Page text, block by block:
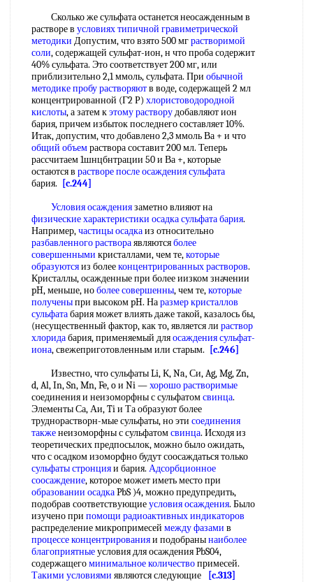
Сколько же сульфата останется неосажденным в
растворе в условиях типичной гравиметрической
методики Допустим, что взято 500 мграстворимой
соли, содержащей сульфат-ион, н что проба содержит
40% сульфата. Это соответствует 200 мг, или
приблизительно 2,1 ммоль, сульфата. При обычной
методикепробу растворяютв воде, содержащей 2 мл
концентрированной (Г2 Р) хлористоводородной
кислоты, а затем кэтому растворудобавляют ион
бария, причем избыток последнего составляет 10%.
Итак, допустим, что добавлено 2,3 ммоль Ва + и что
общий объемраствора составит 200 мл. Теперь
рассчитаем 1шнцбнтрации 50 и Ва +, которые
остаются в растворе послеосаждения сульфата
бария.
[c.244]
Условия осаждениязаметно влияют на
физические характеристики осадка сульфата бария.
Например,частицы осадкаиз относительно
разбавленного раствораявляютсяболее
совершенными кристаллами, чем те,которые
образуютсяиз болееконцентрированных растворов.
Кристаллы, осажденные при более иизком значении
pH, меньше, ноболее совершенны, чем те,которые
полученыпри высоком pH. Наразмер кристаллов
сульфатабария может влиять даже такой, казалось бы,
(несущественный фактор, как то, является ли раствор
хлоридабария, применяемый дляосаждения сульфат-
иона, свежеприготовленным или старым.
[c.246]
Известно, что сульфаты Li, К, Na, Си, Ag, Mg, Zn,
d, Al, In, Sn, Mn, Fe, o и Ni —хорошо растворимые
соединения и неизоморфны с сульфатомсвинца.
Элементы Са, Аи, Ti и Та образуют более
труднорастворн-мые сульфаты, но эти соединения
такженеизоморфны с сульфатомсвинца. Исходя из
теоретических предпосылок, можно было ожидать,
что с осадком изоморфно будут соосаждаться только
сульфаты стронцияи бария. Адсорбционное
соосаждение, которое может иметь место при
образовании осадкаPbS )4, можно предупредить,
подобрав соответствующиеусловия осаждения. Было
изучено при помощи радиоактивных индикаторов
распределение микропримесей между фазами в
процессе концентрированияи подобранынаиболее
благоприятныеусловия для осаждения PbS04,
содержащегоминимальное количествопримесей.
Такими условиями являются следующие
[c.313]